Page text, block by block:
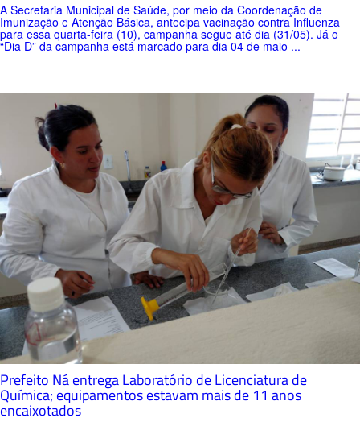
A Secretaria Municipal de Saúde, por meio da Coordenação de
Imunização e Atenção Básica, antecipa vacinação contra Influenza
para essa quarta-feira (10), campanha segue até dia (31/05). Já o
“Dia D” da campanha está marcado para dia 04 de maio ...
Prefeito Ná entrega Laboratório de Licenciatura de
Química; equipamentos estavam mais de 11 anos
encaixotados